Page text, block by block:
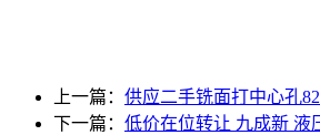
上一篇： 供应二手铣面打中心孔
下一篇： 低价在位转让 九成新 液